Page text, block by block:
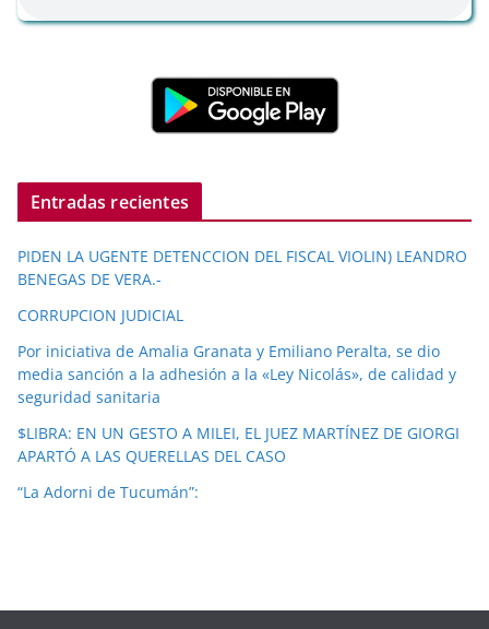
Entradas recientes
PIDEN LA UGENTE DETENCCION DEL FISCAL VIOLIN) LEANDRO
BENEGAS DE VERA.-
CORRUPCION JUDICIAL
Por iniciativa de Amalia Granata y Emiliano Peralta, se dio
media sanción a la adhesión a la «Ley Nicolás», de calidad y
seguridad sanitaria
$LIBRA: EN UN GESTO A MILEI, EL JUEZ MARTÍNEZ DE GIORGI
APARTÓ A LAS QUERELLAS DEL CASO
“La Adorni de Tucumán”: